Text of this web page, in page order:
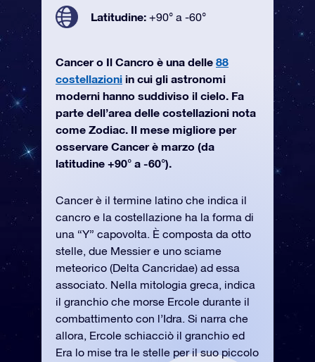
Latitudine: +90° a -60°
Cancer o Il Cancro è una delle 88
costellazioni in cui gli astronomi
moderni hanno suddiviso il cielo. Fa
parte dell’area delle costellazioni nota
come Zodiac. Il mese migliore per
osservare Cancer è marzo (da
latitudine +90° a -60°).
Cancer è il termine latino che indica il
cancro e la costellazione ha la forma di
una “Y” capovolta. È composta da otto
stelle, due Messier e uno sciame
meteorico (Delta Cancridae) ad essa
associato. Nella mitologia greca, indica
il granchio che morse Ercole durante il
combattimento con l’Idra. Si narra che
allora, Ercole schiacciò il granchio ed
Era lo mise tra le stelle per il suo piccolo